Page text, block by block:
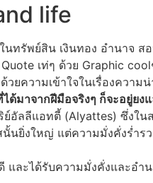
life
ทรัพย์สิน เงินทอง อำนาจ
เท่ๆ ด้วย Graphic
ยความเข้าใจในเรื่องควา
ได้มาจากฝีมือจริงๆ ก็จะอยู่
ลลีแอทตี้ (Alyattes) ซึ่งใน
นยิ่งใหญ่ แต่ความมั่งคั่งร่ำ
ะได้รับความมั่งคั่งและอ